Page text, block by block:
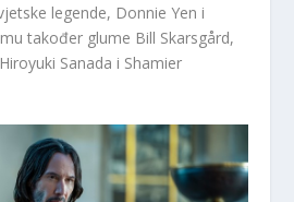
legende, Donnie Yen i
također glume Bill Skarsgård,
Sanada i Shamier